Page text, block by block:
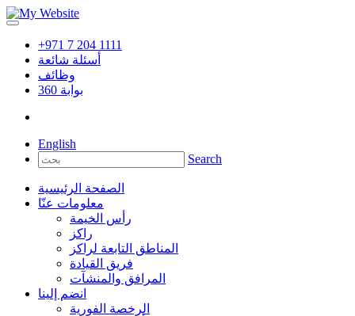
+971 7 204 1111
أسئلة شائعة
وظائف
360 بوابة
English
Search
الصفحة الرئيسية
معلومات عنّا
رأس الخيمة
راكز
المناطق التابعة لراكز
فريق القيادة
المرافق والمنشآت
انضم إلينا
الرخصة الفورية